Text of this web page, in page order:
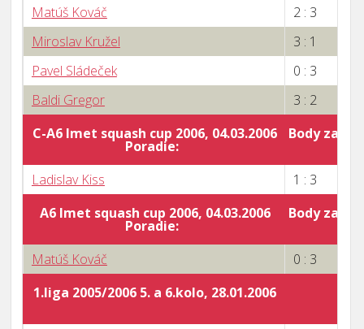
Matúš Kováč
2 : 3
Miroslav Kružel
3 : 1
Pavel Sládeček
0 : 3
Baldi Gregor
3 : 2
C-A6 Imet squash cup 2006, 04.03.2006
Poradie:
Body za
Ladislav Kiss
1 : 3
A6 Imet squash cup 2006, 04.03.2006
Poradie:
Body za
Matúš Kováč
0 : 3
1.liga 2005/2006 5. a 6.kolo, 28.01.2006